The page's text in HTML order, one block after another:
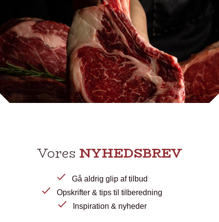
Vores NYHEDSBREV
Gå aldrig glip af tilbud
Opskrifter & tips til tilberedning
Inspiration & nyheder